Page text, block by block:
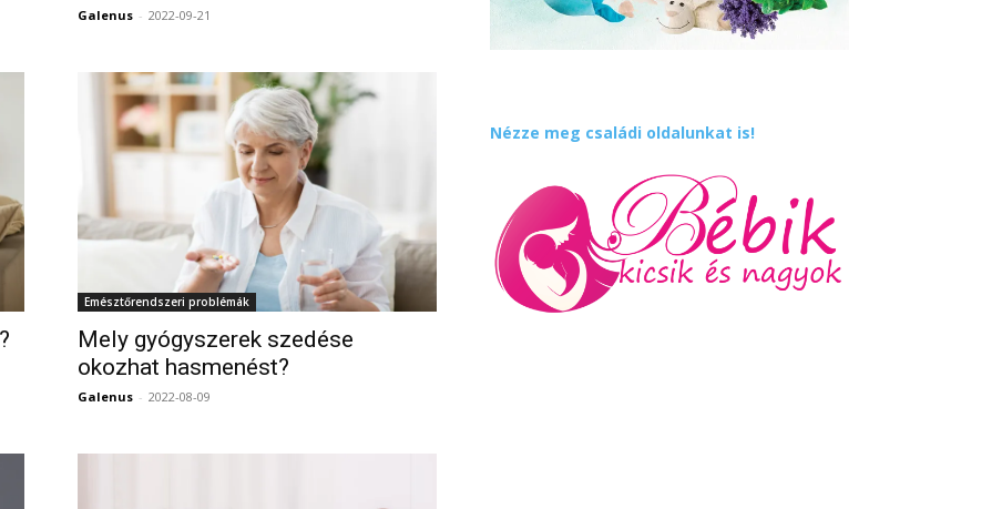
Galenus - 2022-09-21
Emésztőrendszeri problémák
Mely gyógyszerek szedése
okozhat hasmenést?
Galenus - 2022-08-09
Nézze meg családi oldalunkat is!